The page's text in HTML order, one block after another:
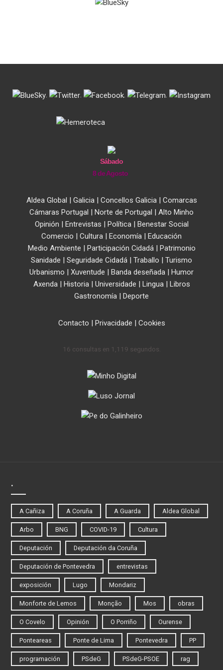
. . . .
Sábado
8 de Agosto
Aldea Global | Galicia| Concellos Galicia| Comarcas
Cámaras Portugal | Norte de Portugal | Alto Minho
Opinión | Entrevistas | Política| Benestar Social
Comercio | Cultura | Economía | Educación
Medio Ambiente | Participación Cidadá| Patrimonio
Sanidade | Seguridade Cidadá | Traballo | Turismo
Urbanismo | Xuventude | Banda deseñada | Humor
Axenda| Historia| Universidade | Lingua| Libros
Gastronomía | Deporte
Contacto | Privacidade | Cookies
16 consultas en 1,119 segundos.
.
A Cañiza A Coruña A Guarda Aldea Global
Arbo BNG COVID-19 Cultura
Deputación Deputación da Coruña
Deputación de Pontevedra entrevistas
exposición Lugo Mondariz
Monforte de Lemos Monção Mos obras
O Covelo Opinión O Porriño Ourense
Ponteareas Ponte de Lima Pontevedra PP
programación PSdeG PSdeG-PSOE rag